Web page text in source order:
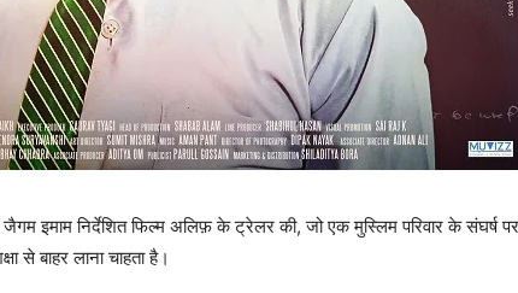
इमाम निर्देशित फिल्‍म अलिफ़ के ट्रेलर की, जो एक मुस्‍लिम परिवार के संघर्ष
से बाहर लाना चाहता है।